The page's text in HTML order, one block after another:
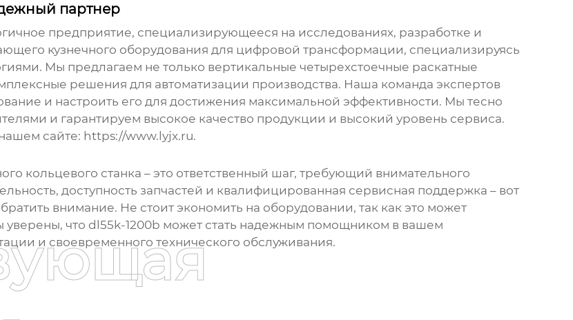
партнер
предприятие, специализирующееся на исследованиях, разработке и
кузнечного оборудования для цифровой трансформации, специализируясь
Мы предлагаем не только вертикальные четырехстоечные раскатные
решения для автоматизации производства. Наша команда экспертов
и настроить его для достижения максимальной эффективности. Мы тесно
и гарантируем высокое качество продукции и высокий уровень сервиса.
сайте: https://www.lyjx.ru.
кольцевого станка – это ответственный шаг, требующий внимательного
доступность запчастей и квалифицированная сервисная поддержка – вот
внимание. Не стоит экономить на оборудовании, так как это может
что dl55k-1200b может стать надежным помощником в вашем
и своевременного технического обслуживания.